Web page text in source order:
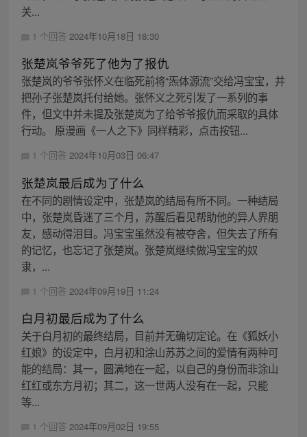
关...
1 个回答 2024年10月18日 18:30
张楚岚爷爷死了他为了报仇
张楚岚的爷爷张怀义在临死前将“炁体源流”交给冯宝宝，并
把孙子张楚岚托付给她。张怀义之死引发了一系列的事
件，但文中并未提及张楚岚为了给爷爷报仇而采取的具体
行动。 原漫画《一人之下》同样精彩，点击按钮...
1 个回答 2024年10月03日 06:47
张楚岚最后成为了什么
在不同的剧情设定中，张楚岚的结局有所不同。一种结局
中，张楚岚昏迷了三个月，苏醒后看见帮助他的异人界朋
友，感动得泪目。冯宝宝虽然没有被夺舍，但失去了所有
的记忆，也忘记了张楚岚。张楚岚继续做冯宝宝的奴
隶，...
1 个回答 2024年09月19日 11:24
白月初最后成为了什么
关于白月初的最终结局，目前并无确切定论。在《狐妖小
红娘》的设定中，白月初和涂山苏苏之间的爱情有两种可
能的结局：其一，圆满地在一起，以自己的身份而非涂山
红红或东方月初；其二，这一世两人没有在一起，只能
等...
1 个回答 2024年09月02日 19:55